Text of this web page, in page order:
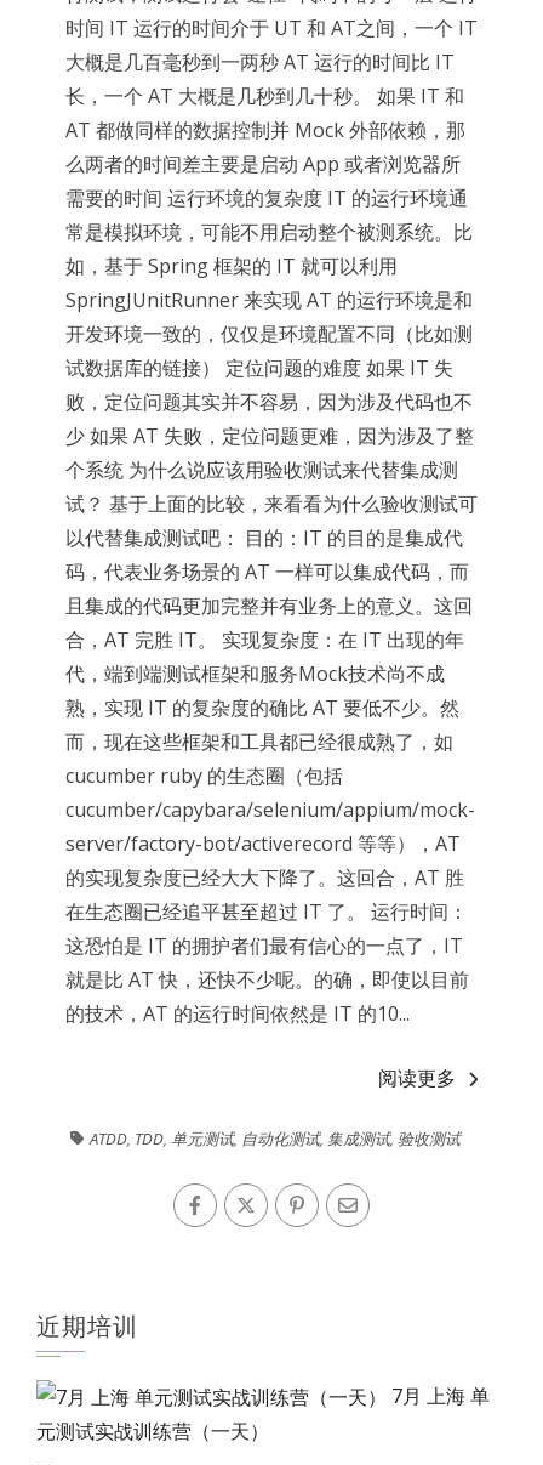
时间 IT 运行的时间介于 UT 和 AT之间，一个 IT
大概是几百毫秒到一两秒 AT 运行的时间比 IT
长，一个 AT 大概是几秒到几十秒。 如果 IT 和
AT 都做同样的数据控制并 Mock 外部依赖，那
么两者的时间差主要是启动 App 或者浏览器所
需要的时间 运行环境的复杂度 IT 的运行环境通
常是模拟环境，可能不用启动整个被测系统。比
如，基于 Spring 框架的 IT 就可以利用
SpringJUnitRunner 来实现 AT 的运行环境是和
开发环境一致的，仅仅是环境配置不同（比如测
试数据库的链接） 定位问题的难度 如果 IT 失
败，定位问题其实并不容易，因为涉及代码也不
少 如果 AT 失败，定位问题更难，因为涉及了整
个系统 为什么说应该用验收测试来代替集成测
试？ 基于上面的比较，来看看为什么验收测试可
以代替集成测试吧： 目的：IT 的目的是集成代
码，代表业务场景的 AT 一样可以集成代码，而
且集成的代码更加完整并有业务上的意义。这回
合，AT 完胜 IT。 实现复杂度：在 IT 出现的年
代，端到端测试框架和服务Mock技术尚不成
熟，实现 IT 的复杂度的确比 AT 要低不少。然
而，现在这些框架和工具都已经很成熟了，如
cucumber ruby 的生态圈（包括
cucumber/capybara/selenium/appium/mock-
server/factory-bot/activerecord 等等），AT
的实现复杂度已经大大下降了。这回合，AT 胜
在生态圈已经追平甚至超过 IT 了。 运行时间：
这恐怕是 IT 的拥护者们最有信心的一点了，IT
就是比 AT 快，还快不少呢。的确，即使以目前
的技术，AT 的运行时间依然是 IT 的10...
阅读更多
ATDD, TDD, 单元测试, 自动化测试, 集成测试, 验收测试
近期培训
7月 上海 单
元测试实战训练营（一天）